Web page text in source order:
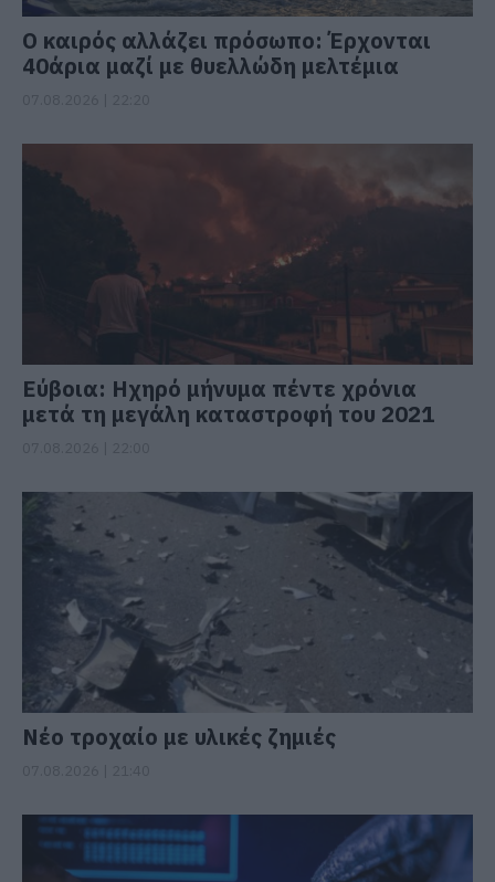
Ο καιρός αλλάζει πρόσωπο: Έρχονται
40άρια μαζί με θυελλώδη μελτέμια
Εύβοια: Ηχηρό μήνυμα πέντε χρόνια
μετά τη μεγάλη καταστροφή του 2021
Νέο τροχαίο με υλικές ζημιές